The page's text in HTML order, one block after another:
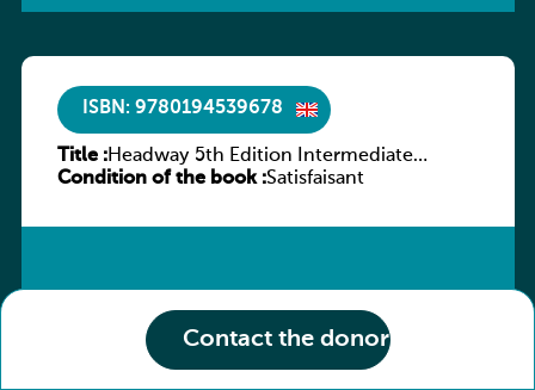
Contact the donor
ISBN: 9780194539678
Title :Headway 5th Edition Intermediate
Workbook without key
Condition of the book :Satisfaisant